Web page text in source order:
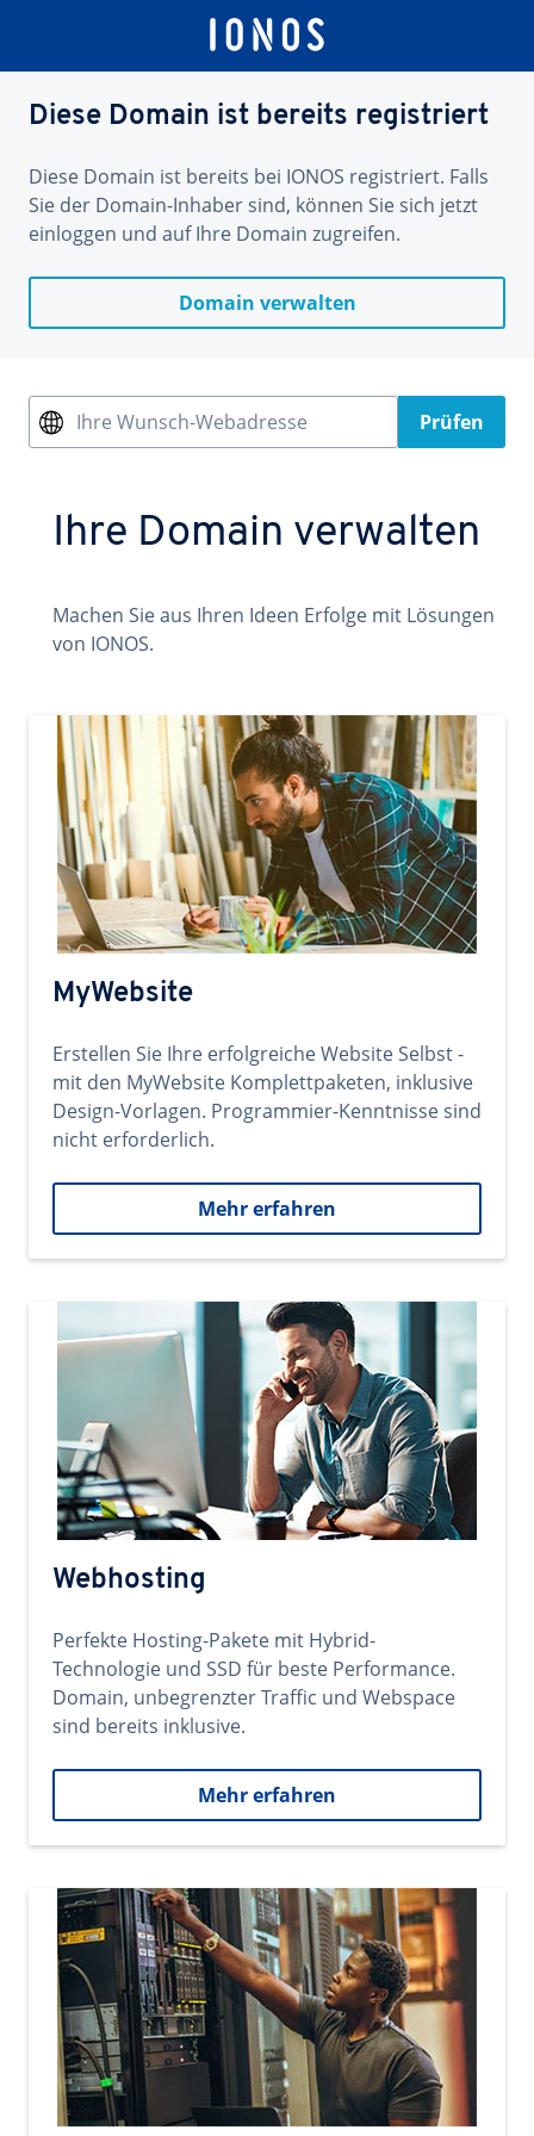
Diese Domain ist bereits registriert
Diese Domain ist bereits bei IONOS registriert. Falls
Sie der Domain-Inhaber sind, können Sie sich jetzt
einloggen und auf Ihre Domain zugreifen.
Domain verwalten
Ihre Wunsch-Webadresse Prüfen
Ihre Domain verwalten
Machen Sie aus Ihren Ideen Erfolge mit Lösungen
von IONOS.
MyWebsite
Erstellen Sie Ihre erfolgreiche Website Selbst -
mit den MyWebsite Komplettpaketen, inklusive
Design-Vorlagen. Programmier-Kenntnisse sind
nicht erforderlich.
Mehr erfahren
Webhosting
Perfekte Hosting-Pakete mit Hybrid-
Technologie und SSD für beste Performance.
Domain, unbegrenzter Traffic und Webspace
sind bereits inklusive.
Mehr erfahren